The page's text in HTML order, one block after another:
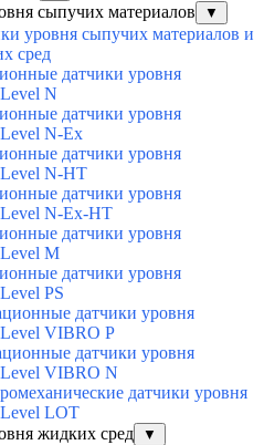
сыпучих материалов ▼
уровня сыпучих материалов и
сред
датчики уровня
N
датчики уровня
N-Ex
датчики уровня
N-HT
датчики уровня
N-Ex-HT
датчики уровня
M
датчики уровня
PS
датчики уровня
VIBRO P
датчики уровня
VIBRO N
датчики уровня
LOT
жидких сред
▼